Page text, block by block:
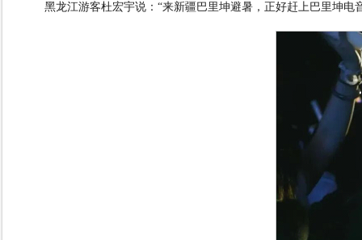
黑龙江游客杜宏宇说：“来新疆巴里坤避暑，正好赶上巴里坤电